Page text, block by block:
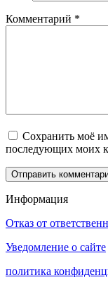
Комментарий *
Сохранить моё
последующих моих
Информация
Отказ от
Уведомление о сайте
политика